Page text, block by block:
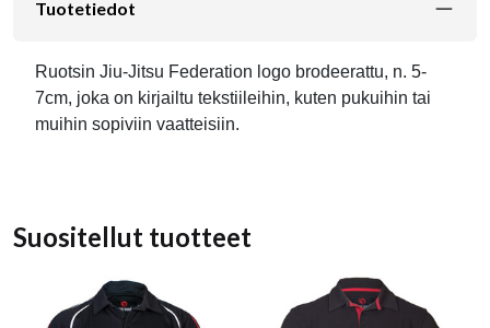
Tuotetiedot
Ruotsin Jiu-Jitsu Federation logo brodeerattu, n. 5-
7cm, joka on kirjailtu tekstiileihin, kuten pukuihin tai
muihin sopiviin vaatteisiin.
Suositellut tuotteet